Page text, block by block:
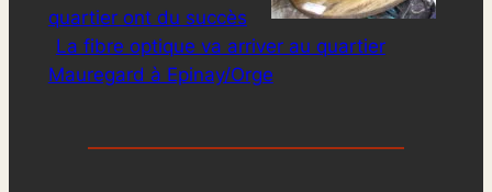
quartier ont du succès
La fibre optique va arriver au quartier
Mauregard à Epinay/Orge